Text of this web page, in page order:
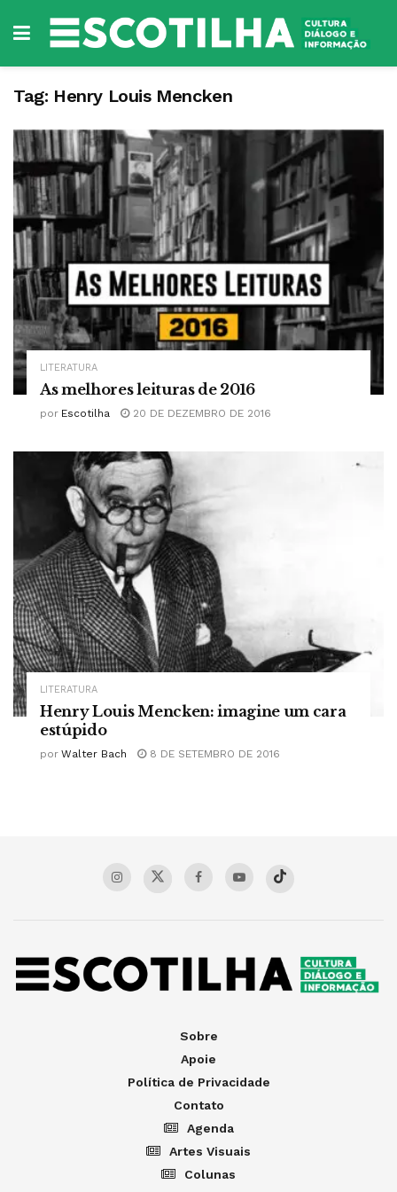
Tag: Henry Louis Mencken
LITERATURA
As melhores leituras de 2016
por Escotilha 20 DE DEZEMBRO DE 2016
LITERATURA
Henry Louis Mencken: imagine um cara
estúpido
por Walter Bach 8 DE SETEMBRO DE 2016
Sobre
Apoie
Política de Privacidade
Contato
Agenda
Artes Visuais
Colunas